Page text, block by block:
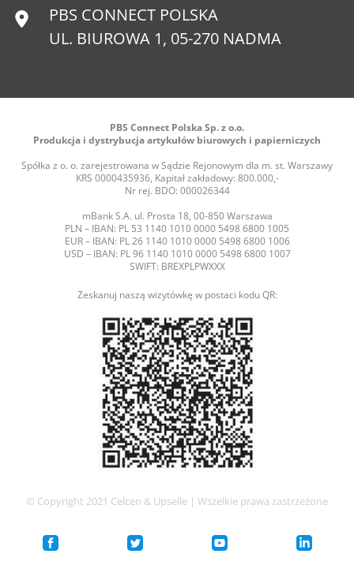
PBS CONNECT POLSKA
UL. BIUROWA 1, 05-270 NADMA
PBS Connect Polska Sp. z o.o.
Produkcja i dystrybucja artykułów biurowych i papierniczych
Spółka z o. o. zarejestrowana w Sądzie Rejonowym dla m. st. Warszawy
KRS 0000435936, Kapitał zakładowy: 800.000,-
Nr rej. BDO: 000026344
mBank S.A. ul. Prosta 18, 00-850 Warszawa
PLN – IBAN: PL 53 1140 1010 0000 5498 6800 1005
EUR – IBAN: PL 26 1140 1010 0000 5498 6800 1006
USD – IBAN: PL 96 1140 1010 0000 5498 6800 1007
SWIFT: BREXPLPWXXX
Zeskanuj naszą wizytówkę w postaci kodu QR:
© Copyright 2021 Celcen & Upselle | Wszelkie prawa zastrzeżone